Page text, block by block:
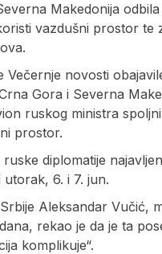
Makedonija
vazdušni prostor te
Večernje novosti
Gora i Severna
ruskog ministra
prostor.
ruske diplomatije
utorak, 6. i 7. jun.
Aleksandar Vučić,
rekao je da je ta
komplikuje“.